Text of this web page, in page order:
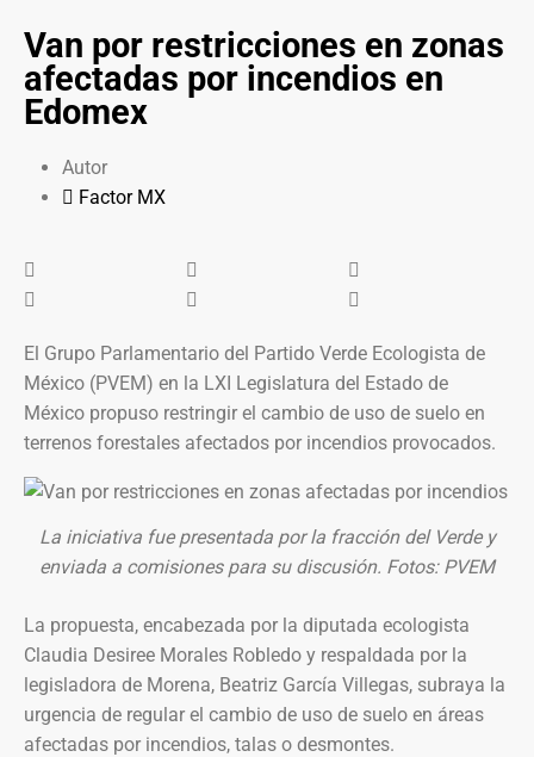
Van por restricciones en zonas
afectadas por incendios en
Edomex
Autor
Factor MX
El Grupo Parlamentario del Partido Verde Ecologista de
México (PVEM) en la LXI Legislatura del Estado de
México propuso restringir el cambio de uso de suelo en
terrenos forestales afectados por incendios provocados.
La iniciativa fue presentada por la fracción del Verde y
enviada a comisiones para su discusión. Fotos: PVEM
La propuesta, encabezada por la diputada ecologista
Claudia Desiree Morales Robledo y respaldada por la
legisladora de Morena, Beatriz García Villegas, subraya la
urgencia de regular el cambio de uso de suelo en áreas
afectadas por incendios, talas o desmontes.